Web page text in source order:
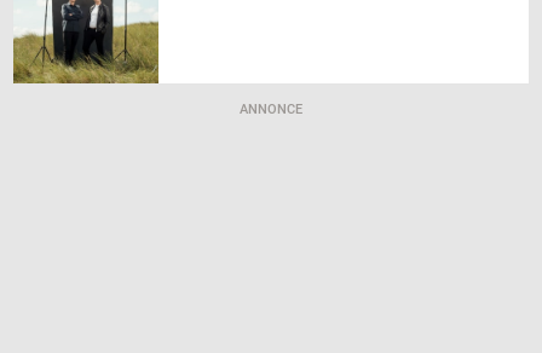
ANNONCE